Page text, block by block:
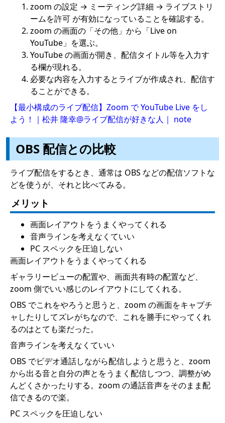
zoom の設定 → ミーティング詳細 → ライブストリ
ームを許可 が有効になっていることを確認する。
zoom の画面の「その他」から「Live on
YouTube」を選ぶ。
YouTube の画面が開き、配信タイトル等を入力す
る欄が現れる。
必要な内容を入力するとライブが作成され、配信す
ることができる。
【最小構成のライブ配信】Zoom で YouTube Live をし
よう！｜松井 隆幸@ライブ配信が好きな人｜ note
OBS 配信との比較
ライブ配信をするとき、通常は OBS などの配信ソフトな
どを使うが、それと比べてみる。
メリット
画面レイアウトをうまくやってくれる
音声ラインを考えなくていい
PC スペックを圧迫しない
画面レイアウトをうまくやってくれる
ギャラリービューの配置や、画面共有時の配置など、
zoom 側でいい感じのレイアウトにしてくれる。
OBS でこれをやろうと思うと、zoom の画面をキャプチ
ャしたりしてズレがちなので、これを勝手にやってくれ
るのはとても楽だった。
音声ラインを考えなくていい
OBS でビデオ通話しながら配信しようと思うと、zoom
から出る音と自分の声とをうまく配信しつつ、調整がめ
んどくさかったりする。zoom の通話音声をそのまま配
信できるので楽。
PC スペックを圧迫しない